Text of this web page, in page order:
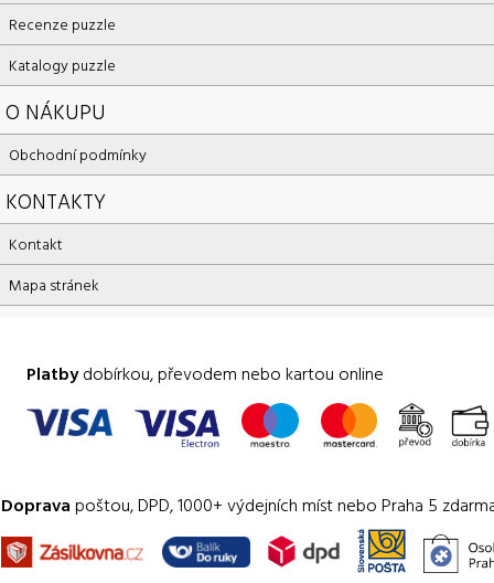
Recenze puzzle
Katalogy puzzle
O NÁKUPU
Obchodní podmínky
KONTAKTY
Kontakt
Mapa stránek
Platbydobírkou, převodem nebo kartou online
Doprava poštou, DPD, 1000+ výdejních míst nebo Praha 5